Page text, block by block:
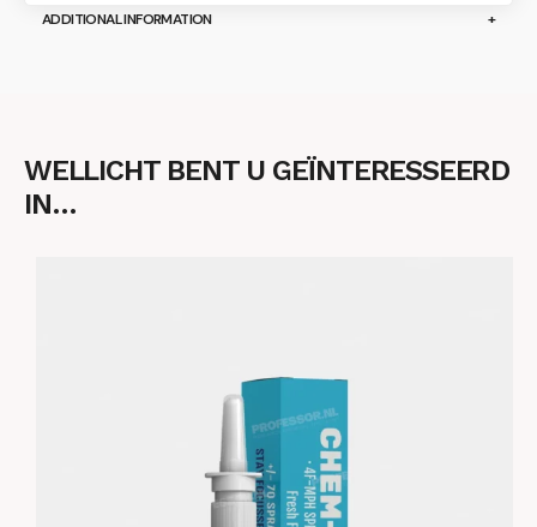
ADDITIONAL INFORMATION
WELLICHT BENT U GEÏNTERESSEERD
IN…